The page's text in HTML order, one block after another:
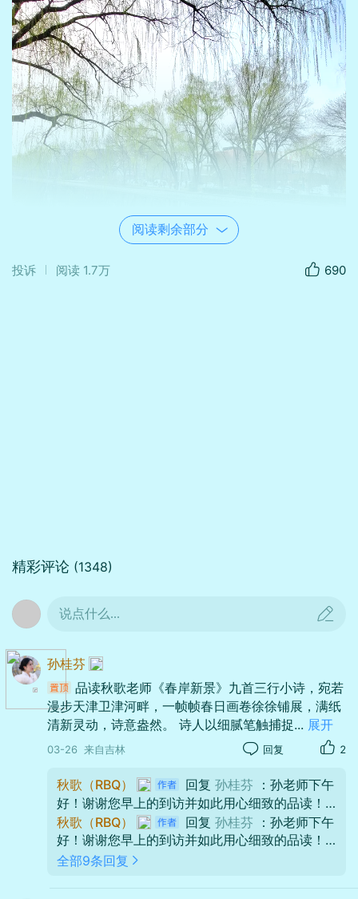
一溪新绿载春香
阅读剩余部分
投诉 阅读 1.7万 690
精彩评论 (1348)
说点什么...
孙桂芬
品读秋歌老师《春岸新景》九首三行小诗，宛若
漫步天津卫津河畔，一帧帧春日画卷徐徐铺展，满纸
清新灵动，诗意盎然。 诗人以细腻笔触捕捉... 展开
03-26 来自吉林 回复 2
秋歌（RBQ） 回复 孙桂芬
：孙老师下午
好！谢谢您早上的到访并如此用心细致的品读！
您的赏析文字，本身便是一篇优美的散文。 能将
九首三行小诗读出"漫步津河畔"的身临其境之感，
足见您是真正读懂了诗中的光影与呼吸。"穿风的
棱""撒金的墨"这些小心思被您一一点亮，如同觅
秋歌（RBQ） 回复 孙桂芬
：孙老师下午
好！谢谢您早上的到访并如此用心细致的品读！
您的赏析文字，本身便是一篇优美的散文。 能将
全部9条回复